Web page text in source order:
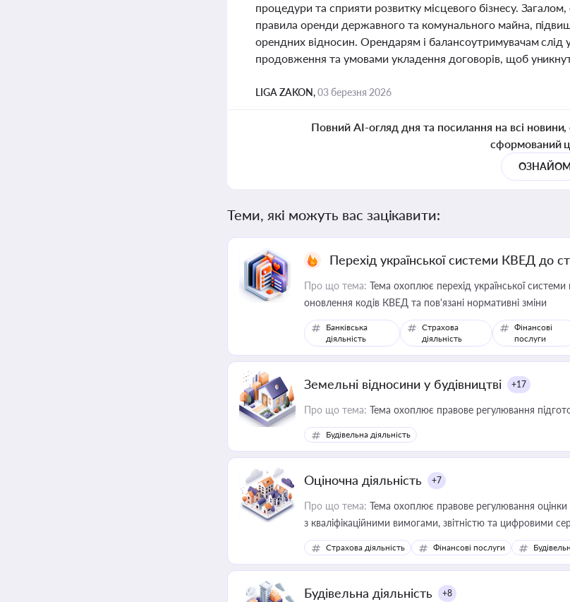
процедури та сприяти розвитку місцевого бізнесу.
правила оренди державного та комунального майна,
орендних відносин. Орендарям і балансоутримувачам
продовження та умовами укладення договорів, щоб
LIGA ZAKON,03 березня 2026
Повний AI-огляд дня та посилання на всі новини,
сформований
Теми, які можуть вас зацікавити:
Перехід української системи КВЕД до
Про що тема: Тема охоплює перехід української системи
оновлення кодів КВЕД та пов'язані нормативні зміни
Банківська
діяльність
Страхова
діяльність
Фінансові
послуги
Земельні відносини у будівництві +17
Про що тема: Тема охоплює правове регулювання
Будівельна діяльність
Оціночна діяльність +7
Про що тема: Тема охоплює правове регулювання оцінки
з кваліфікаційними вимогами, звітністю та цифровими
медійних змін у цій сфері корисне для власника
приватизації, оренди державного майна, корпоративних
Страхова діяльність Фінансові послуги
Будівельна діяльність +8